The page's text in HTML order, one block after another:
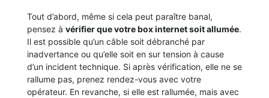
Tout d’abord, même si cela peut paraître banal,
pensez à vérifier que votre box internet soit allumée.
Il est possible qu’un câble soit débranché par
inadvertance ou qu’elle soit en sur tension à cause
d’un incident technique. Si après vérification, elle ne se
rallume pas, prenez rendez-vous avec votre
opérateur. En revanche, si elle est rallumée, mais avec